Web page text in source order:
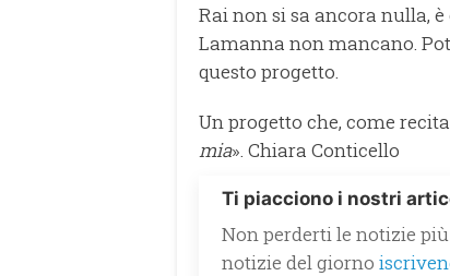
Rai non si sa ancora nulla,
Lamanna non mancano.
questo progetto.
Un progetto che, come
mia». Chiara Conticello
Ti piacciono i nostri
Non perderti le notizie
notizie del giorno